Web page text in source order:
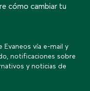
cómo cambiar tu
vía e-mail y
notificaciones sobre
y noticias de